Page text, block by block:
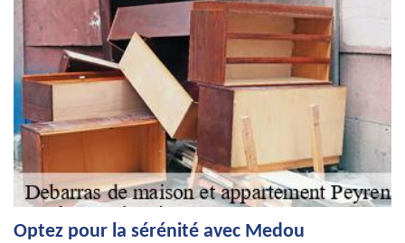
Optez pour la sérénité avec Medou